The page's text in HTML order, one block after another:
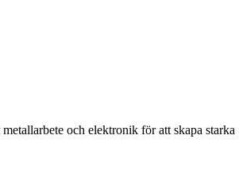
och elektronik för att skapa starka